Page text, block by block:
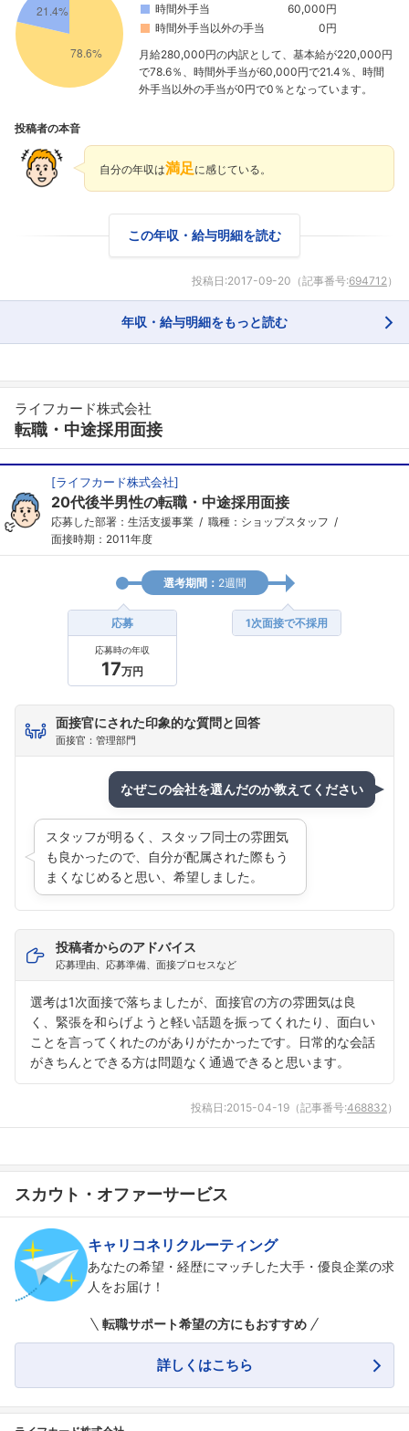
フォローしました
こちらの企業もフォローしませんか？
時間外手当
60,000円
時間外手当以外の手当
0円
月給280,000円の内訳として、基本給が220,000円
で78.6％、時間外手当が60,000円で21.4％、時間
外手当以外の手当が0円で0％となっています。
投稿者の本音
自分の年収は満足 に感じている。
この年収・給与明細を読む
投稿日:2017-09-20 （記事番号:694712）
年収・給与明細をもっと読む
ライフカード株式会社
転職・中途採用面接
[ライフカード株式会社]
20代後半男性の転職・中途採用面接
応募した部署：生活支援事業
職種：ショップスタッフ
面接時期：2011年度
選考期間： 2週間
応募
応募時の年収
17万円
1次面接で不採用
面接官にされた印象的な質問と回答
面接官：管理部門
なぜこの会社を選んだのか教えてください
スタッフが明るく、スタッフ同士の雰囲気
も良かったので、自分が配属された際もう
まくなじめると思い、希望しました。
投稿者からのアドバイス
応募理由、応募準備、面接プロセスなど
選考は1次面接で落ちましたが、面接官の方の雰囲気は良
く、緊張を和らげようと軽い話題を振ってくれたり、面白い
ことを言ってくれたのがありがたかったです。日常的な会話
がきちんとできる方は問題なく通過できると思います。
投稿日:2015-04-19 （記事番号:468832）
スカウト・オファーサービス
キャリコネリクルーティング
あなたの希望・経歴にマッチした大手・優良企業の求
人をお届け！
転職サポート希望の方にもおすすめ
詳しくはこちら